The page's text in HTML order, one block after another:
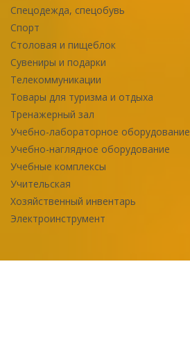
Спецодежда, спецобувь
Спорт
Столовая и пищеблок
Сувениры и подарки
Телекоммуникации
Товары для туризма и отдыха
Тренажерный зал
Учебно-лабораторное оборудование
Учебно-наглядное оборудование
Учебные комплексы
Учительская
Хозяйственный инвентарь
Электроинструмент